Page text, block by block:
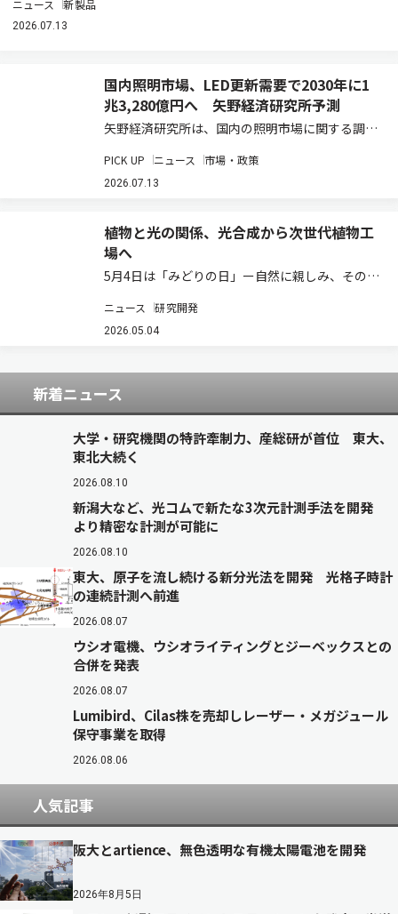
ニュース 新製品
2026.07.13
国内照明市場、LED更新需要で2030年に1
兆3,280億円へ 矢野経済研究所予測
矢野経済研究所は、国内の照明市場に関する調査
の国内照明総市場規模は、前年比3.8％増の1兆
910億2,500万円と推計している。既設の蛍光灯
PICK UP ニュース 市場・政策
2026.07.13
植物と光の関係、光合成から次世代植物工
場へ
5月4日は「みどりの日」ー自然に親しみ、その恩
る機会でもある。植物の成長を支えているものの
一つが「光」である。太陽光を受けた植物は、光
ニュース 研究開発
2026.05.04
新着ニュース
大学・研究機関の特許牽制力、産総研が首位 東大、
東北大続く
2026.08.10
新潟大など、光コムで新たな3次元計測手法を開発
より精密な計測が可能に
2026.08.10
東大、原子を流し続ける新分光法を開発 光格子時計
の連続計測へ前進
2026.08.07
ウシオ電機、ウシオライティングとジーベックスとの
合併を発表
2026.08.07
Lumibird、Cilas株を売却しレーザー・メガジュール
保守事業を取得
2026.08.06
人気記事
阪大とartience、無色透明な有機太陽電池を開発
2026年8月5日